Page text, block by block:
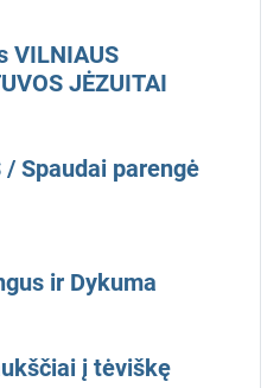
VILNIAUS
JĖZUITAI
/ Spaudai parengė
ir Dykuma
į tėviškę